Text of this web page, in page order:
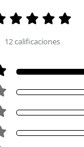
12 calificaciones